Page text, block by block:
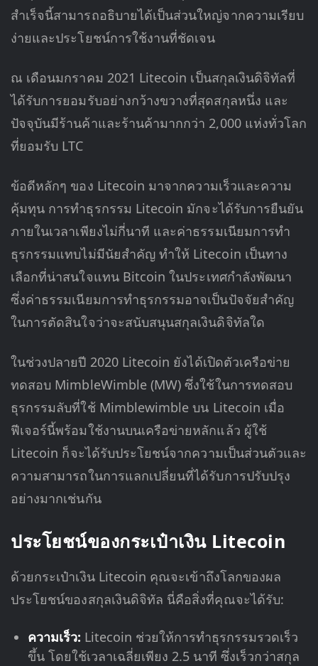
สำเร็จนี้สามารถอธิบายได้เป็นส่วนใหญ่จากความเรียบ
ง่ายและประโยชน์การใช้งานที่ชัดเจน
ณ เดือนมกราคม 2021 Litecoin เป็นสกุลเงินดิจิทัลที่
ได้รับการยอมรับอย่างกว้างขวางที่สุดสกุลหนึ่ง และ
ปัจจุบันมีร้านค้าและร้านค้ามากกว่า 2,000 แห่งทั่วโลก
ที่ยอมรับ LTC
ข้อดีหลักๆ ของ Litecoin มาจากความเร็วและความ
คุ้มทุน การทำธุรกรรม Litecoin มักจะได้รับการยืนยัน
ภายในเวลาเพียงไม่กี่นาที และค่าธรรมเนียมการทำ
ธุรกรรมแทบไม่มีนัยสำคัญ ทำให้ Litecoin เป็นทาง
เลือกที่น่าสนใจแทน Bitcoin ในประเทศกำลังพัฒนา
ซึ่งค่าธรรมเนียมการทำธุรกรรมอาจเป็นปัจจัยสำคัญ
ในการตัดสินใจว่าจะสนับสนุนสกุลเงินดิจิทัลใด
ในช่วงปลายปี 2020 Litecoin ยังได้เปิดตัวเครือข่าย
ทดสอบ MimbleWimble (MW) ซึ่งใช้ในการทดสอบ
ธุรกรรมลับที่ใช้ Mimblewimble บน Litecoin เมื่อ
ฟีเจอร์นี้พร้อมใช้งานบนเครือข่ายหลักแล้ว ผู้ใช้
Litecoin ก็จะได้รับประโยชน์จากความเป็นส่วนตัวและ
ความสามารถในการแลกเปลี่ยนที่ได้รับการปรับปรุง
อย่างมากเช่นกัน
ประโยชน์ของกระเป๋าเงิน Litecoin
ด้วยกระเป๋าเงิน Litecoin คุณจะเข้าถึงโลกของผล
ประโยชน์ของสกุลเงินดิจิทัล นี่คือสิ่งที่คุณจะได้รับ:
ความเร็ว: Litecoin ช่วยให้การทำธุรกรรมรวดเร็ว
ขึ้น โดยใช้เวลาเฉลี่ยเพียง 2.5 นาที ซึ่งเร็วกว่าสกุล